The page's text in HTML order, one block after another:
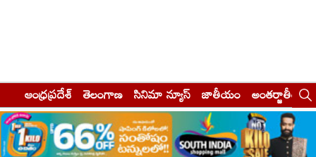
ఆంధ్రప్రదేశ్ తెలంగాణ సినిమా న్యూస్ జాతీయం అంతర్జాతీయం